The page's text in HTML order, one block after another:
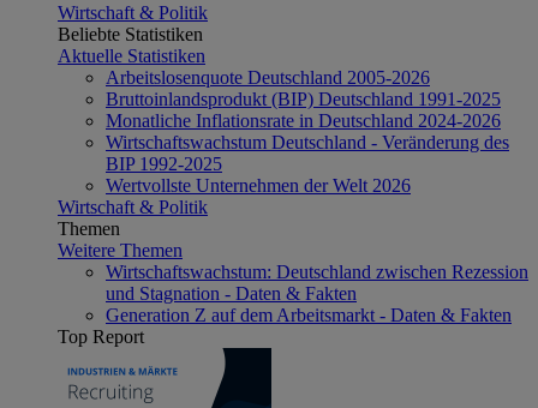
Wirtschaft & Politik
Beliebte Statistiken
Aktuelle Statistiken
Arbeitslosenquote Deutschland 2005-2026
Bruttoinlandsprodukt (BIP) Deutschland 1991-2025
Monatliche Inflationsrate in Deutschland 2024-2026
Wirtschaftswachstum Deutschland - Veränderung des
BIP 1992-2025
Wertvollste Unternehmen der Welt 2026
Wirtschaft & Politik
Themen
Weitere Themen
Wirtschaftswachstum: Deutschland zwischen Rezession
und Stagnation - Daten & Fakten
Generation Z auf dem Arbeitsmarkt - Daten & Fakten
Top Report